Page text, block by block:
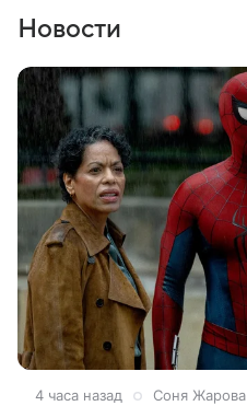
Новости
4 часа назад Соня Жарова